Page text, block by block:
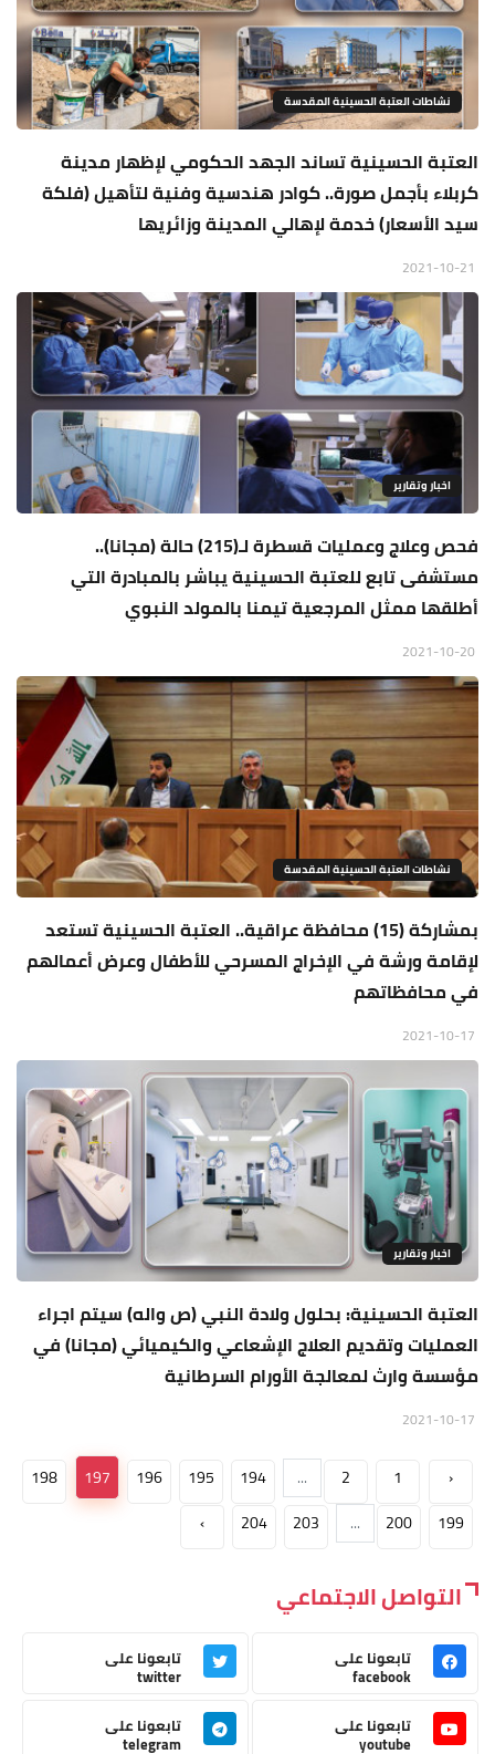
نشاطات العتبة الحسينية المقدسة
العتبة الحسينية تساند الجهد الحكومي لإظهار مدينة
كربلاء بأجمل صورة.. كوادر هندسية وفنية لتأهيل (فلكة
سيد الأسعار) خدمة لإهالي المدينة وزائريها
اخبار وتقارير
فحص وعلاج وعمليات قسطرة لـ(215) حالة (مجانا)..
مستشفى تابع للعتبة الحسينية يباشر بالمبادرة التي
أطلقها ممثل المرجعية تيمنا بالمولد النبوي
نشاطات العتبة الحسينية المقدسة
بمشاركة (15) محافظة عراقية.. العتبة الحسينية تستعد
لإقامة ورشة في الإخراج المسرحي للأطفال وعرض أعمالهم
في محافظاتهم
اخبار وتقارير
العتبة الحسينية: بحلول ولادة النبي (ص واله) سيتم اجراء
العمليات وتقديم العلاج الإشعاعي والكيميائي (مجانا) في
مؤسسة وارث لمعالجة الأورام السرطانية
‹
1
2
...
194
195
196
197
198
199
200
...
203
204
›
التواصل الاجتماعي
تابعونا على
facebook
تابعونا على
twitter
تابعونا على
youtube
تابعونا على
telegram